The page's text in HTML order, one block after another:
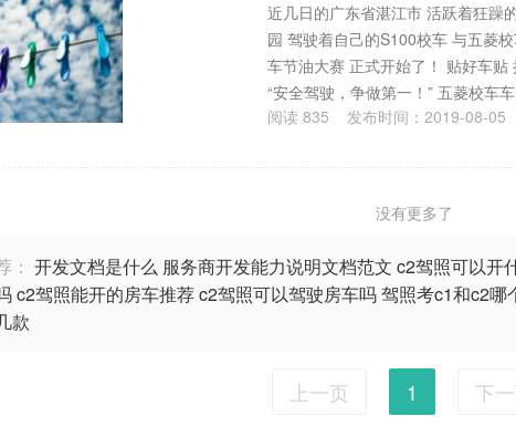
近几日的广东省湛江市 活跃着狂躁
园 驾驶着自己的S100校车 与五菱
车节油大赛 正式开始了！ 贴好车
“安全驾驶，争做第一！” 五菱校车
阅读835 发布时间：2019-08-05
没有更多了
： 开发文档是什么 服务商开发能力说明文档范文 c2驾照可以开
c2驾照能开的房车推荐c2驾照可以驾驶房车吗驾照考c1和c2哪
款
上一页 1 下